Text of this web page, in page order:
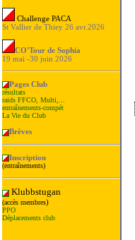
Challenge PACA
St Vallier de Thiey 26 avr.2026
CO'Tour de Sophia
19 mai -30 juin 2026
Pages Club
résultats
raids FFCO, Multi,...
entraînements-compét
La Vie du Club
Brèves
Inscription
(entraînements)
Klubbstugan
(accès membres)
PPO
Déplacements club